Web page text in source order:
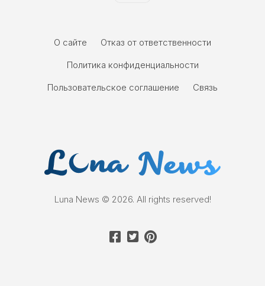
О сайте
Отказ от ответственности
Политика конфиденциальности
Пользовательское соглашение
Связь
Luna News © 2026. All rights reserved!